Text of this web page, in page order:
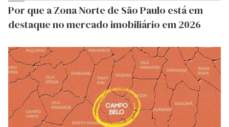
Por que a Zona Norte de São Paulo está em
destaque no mercado imobiliário em 2026